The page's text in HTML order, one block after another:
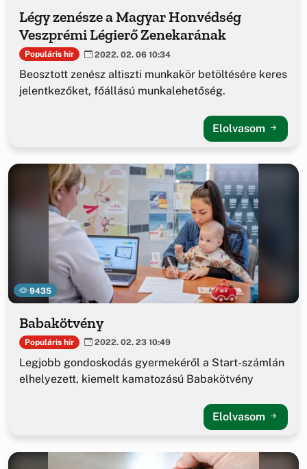
Légy zenésze a Magyar Honvédség
Veszprémi Légierő Zenekarának
Populáris hír 2022. 02. 06 10:34
Beosztott zenész altiszti munkakör betöltésére keres
jelentkezőket, főállású munkalehetőség.
Elolvasom
9435
Babakötvény
Populáris hír 2022. 02. 23 10:49
Legjobb gondoskodás gyermekéről a Start-számlán
elhelyezett, kiemelt kamatozású Babakötvény
Elolvasom